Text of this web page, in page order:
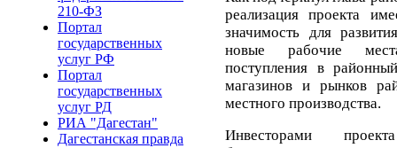
210-ФЗ
Портал
государственных
услуг РФ
Портал
государственных
услуг РД
РИА "Дагестан"
Дагестанская правда
реализация проекта
значимость для
новые рабочие
поступления в
магазинов и рынков
местного производства.
Инвесторами